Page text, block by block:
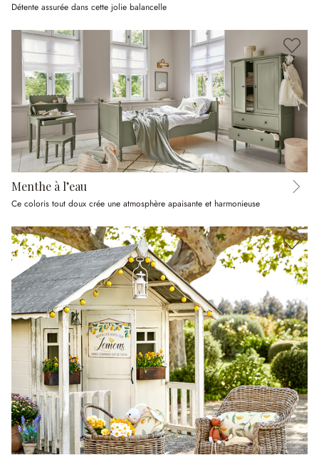
Détente assurée dans cette jolie balancelle
Menthe à l’eau
Ce coloris tout doux crée une atmosphère apaisante et harmonieuse